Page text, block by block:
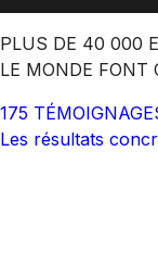
PLUS DE 40 000
LE MONDE FONT
175
Les résultats